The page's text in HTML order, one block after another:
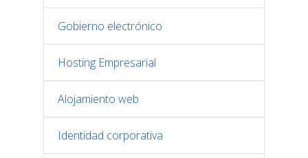
Gobierno electrónico
Hosting Empresarial
Alojamiento web
Identidad corporativa